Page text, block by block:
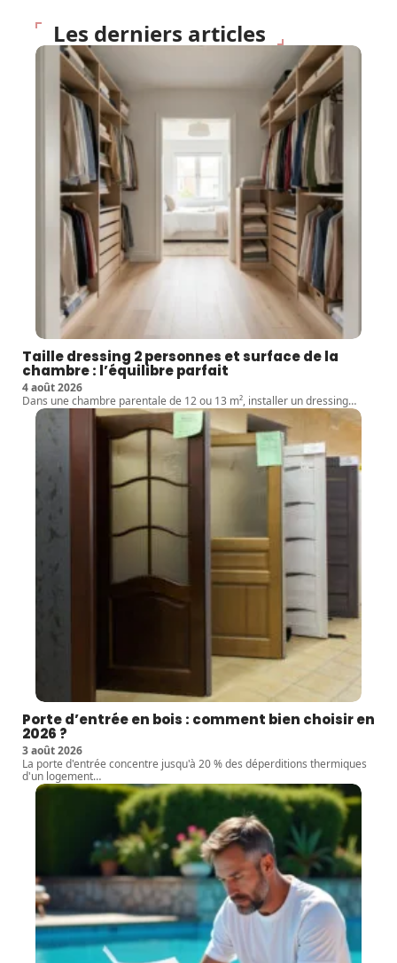
Les derniers articles
Taille dressing 2 personnes et surface de la
chambre : l’équilibre parfait
4 août 2026
Dans une chambre parentale de 12 ou 13 m², installer un dressing…
Porte d’entrée en bois : comment bien choisir en
2026 ?
3 août 2026
La porte d'entrée concentre jusqu'à 20 % des déperditions thermiques
d'un logement…